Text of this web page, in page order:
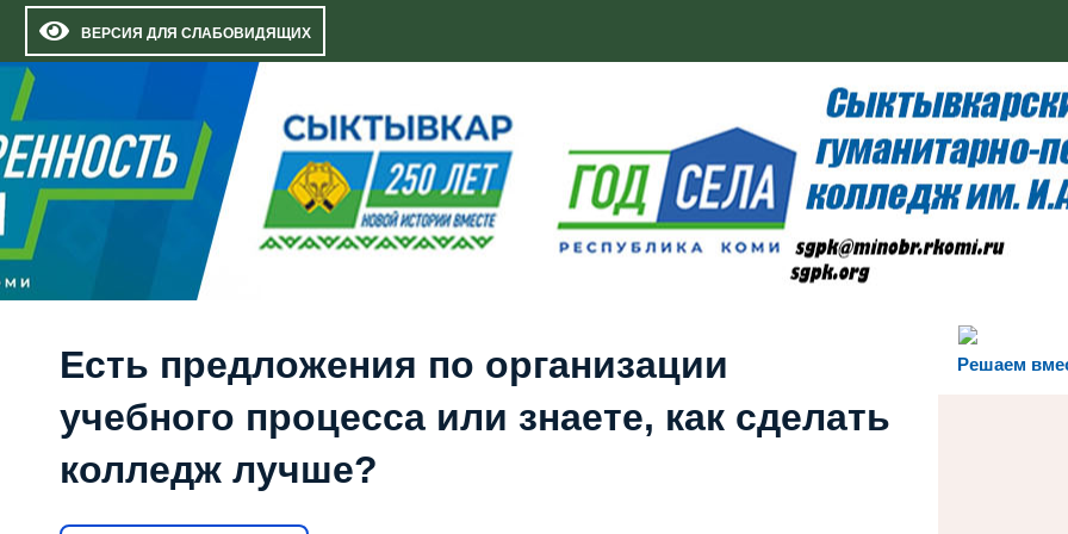
ВЕРСИЯ ДЛЯ СЛАБОВИДЯЩИХ
Решаем
Есть предложения по организации
учебного процесса или знаете, как сделать
колледж лучше?